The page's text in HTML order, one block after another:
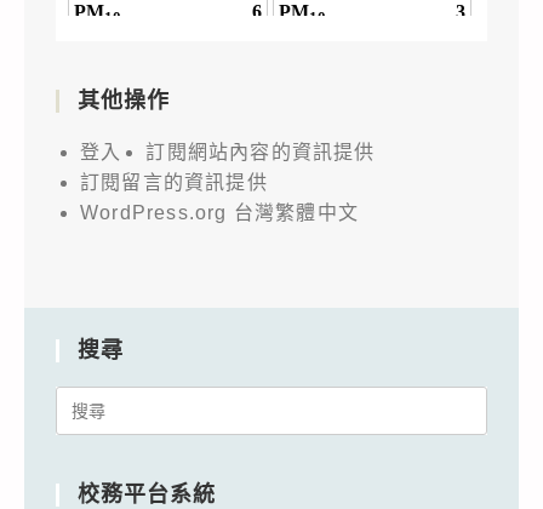
海
報，
請
貴
屬
師
其他操作
登入
訂閱網站內容的資訊提供
訂閱留言的資訊提供
WordPress.org 台灣繁體中文
搜尋
Search
校務平台系統